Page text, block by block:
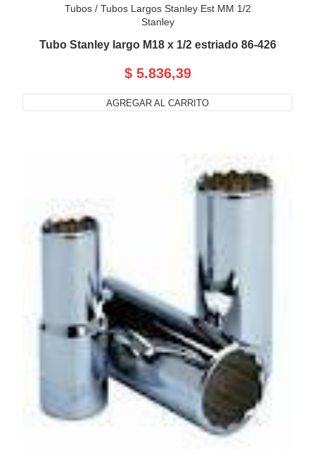
Tubos/ Tubos Largos Stanley Est MM 1/2
Stanley
Tubo Stanley largo M18 x 1/2 estriado 86-426
$ 5.836,39
AGREGAR AL CARRITO